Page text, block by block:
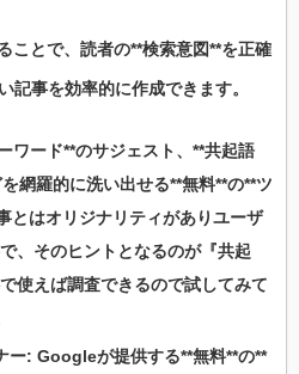
ことで、読者の**検索意図**を正確
記事を効率的に作成できます。
ワード**のサジェスト、**共起語
網羅的に洗い出せる**無料**の**ツ
とはオリジナリティがありユーザ
、そのヒントとなるのが『共起
使えば調査できるので試してみて
ー: Googleが提供する**無料**の**